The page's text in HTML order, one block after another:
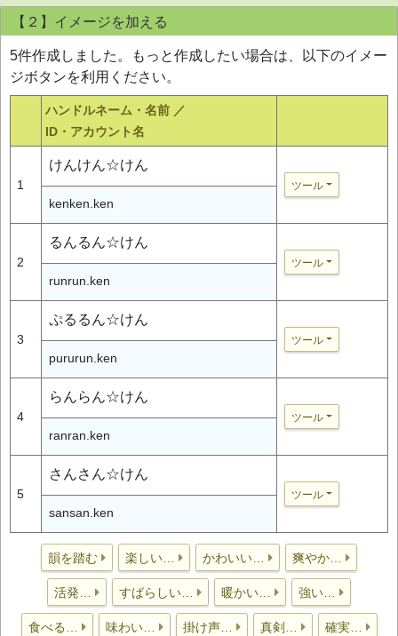
【２】イメージを加える
5件作成しました。もっと作成したい場合は、以下のイメー
ジボタンを利用ください。
ハンドルネーム・名前 ／
ID・アカウント名
1
けんけん☆けん
ツール
kenken.ken
2
るんるん☆けん
ツール
runrun.ken
3
ぷるるん☆けん
ツール
pururun.ken
4
らんらん☆けん
ツール
ranran.ken
5
さんさん☆けん
ツール
sansan.ken
韻を踏む 楽しい… かわいい… 爽やか…
活発… すばらしい… 暖かい… 強い…
食べる… 味わい… 掛け声… 真剣… 確実…